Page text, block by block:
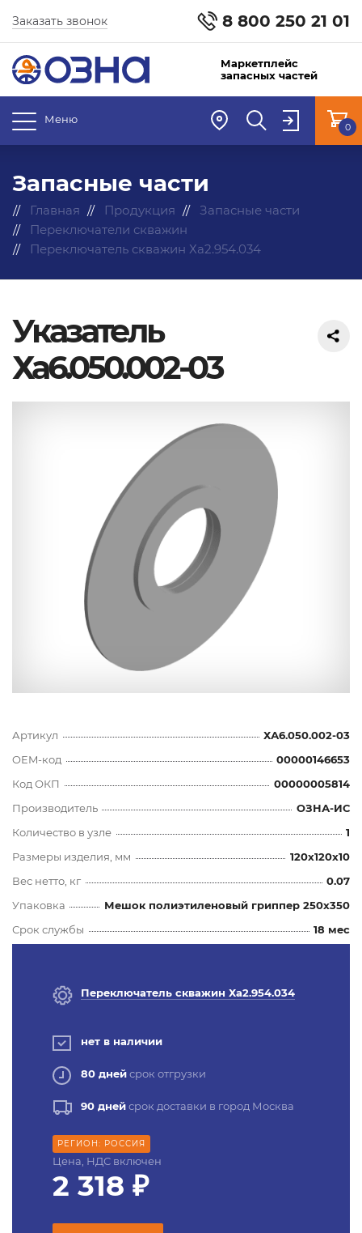
8 800 250 21 01
Заказать звонок
Маркетплейс
запасных частей
Меню
0
Запасные части
Главная Продукция
Запасные части
Переключатели скважин
Переключатель скважин Ха2.954.034
Указатель
Ха6.050.002-03
Артикул
ХА6.050.002-03
OEM-код
00000146653
Код ОКП
00000005814
Производитель
ОЗНА-ИС
Количество в узле
1
Размеры изделия, мм
120x120x10
Вес нетто, кг
0.07
Упаковка
Мешок полиэтиленовый гриппер 250х350
Срок службы
18 мес
Переключатель скважин Ха2.954.034
нет в наличии
80 днейсрок отгрузки
90 днейсрок доставки в город Москва
РЕГИОН: РОССИЯ
Цена, НДС включен
2 318 ₽